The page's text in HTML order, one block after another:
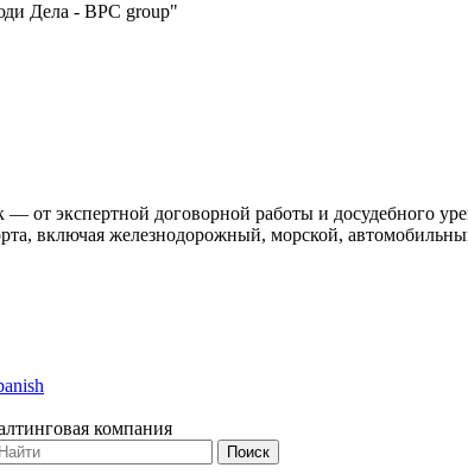
Дела - BPC group"
от экспертной договорной работы и досудебного
включая железнодорожный, морской,
компания